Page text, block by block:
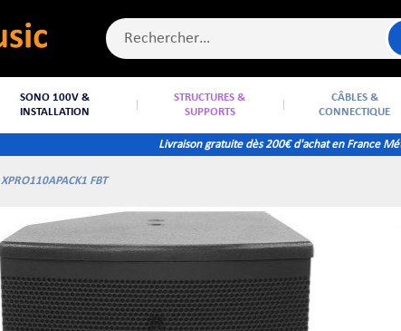
SONO 100V &
INSTALLATION
STRUCTURES &
SUPPORTS
CÂBLES &
CONNECTIQUE
Livraison gratuite dès 200€ d'achat en France
XPRO110APACK1 FBT